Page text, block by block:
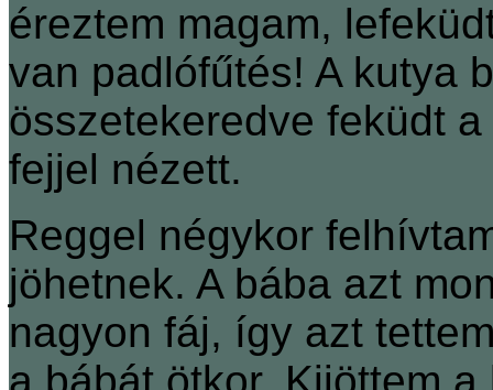
éreztem magam,
van padlófűtés! A kutya
összetekeredve feküdt
fejjel nézett.
Reggel négykor
jöhetnek. A bába azt
nagyon fáj, így azt
a bábát ötkor. Kijöttem